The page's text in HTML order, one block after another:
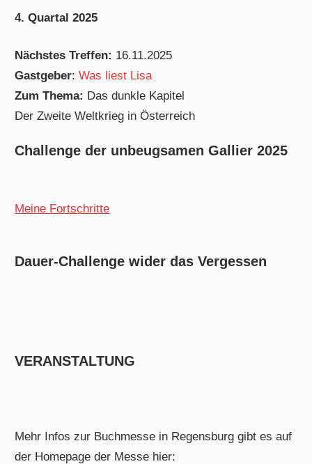
4. Quartal 2025
Nächstes Treffen: 16.11.2025
Gastgeber:Was liest Lisa
Zum Thema: Das dunkle Kapitel
Der Zweite Weltkrieg in Österreich
Challenge der unbeugsamen Gallier 2025
Meine Fortschritte
Dauer-Challenge wider das Vergessen
VERANSTALTUNG
Mehr Infos zur Buchmesse in Regensburg gibt es auf
der Homepage der Messe hier: